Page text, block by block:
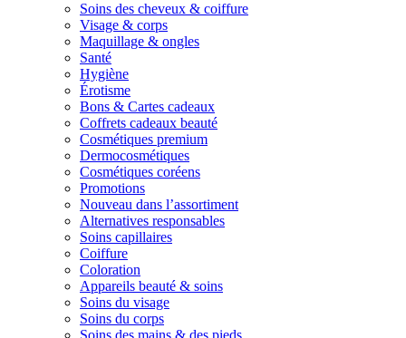
Soins des cheveux & coiffure
Visage & corps
Maquillage & ongles
Santé
Hygiène
Érotisme
Bons & Cartes cadeaux
Coffrets cadeaux beauté
Cosmétiques premium
Dermocosmétiques
Cosmétiques coréens
Promotions
Nouveau dans l’assortiment
Alternatives responsables
Soins capillaires
Coiffure
Coloration
Appareils beauté & soins
Soins du visage
Soins du corps
Soins des mains & des pieds